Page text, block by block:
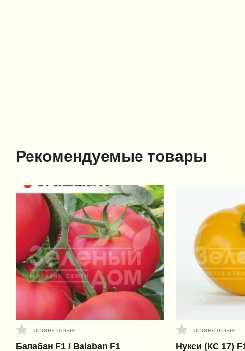
Рекомендуемые товары
оставь отзыв
Балабан F1 / Balaban F1
оставь отзыв
Нукси (КС 17)